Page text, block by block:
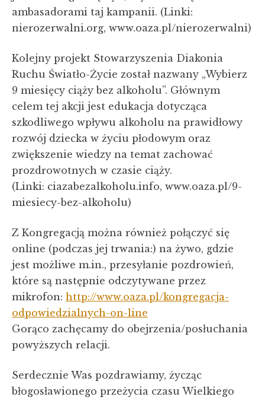
ambasadorami taj kampanii. (Linki:
nierozerwalni.org, www.oaza.pl/nierozerwalni)
Kolejny projekt Stowarzyszenia Diakonia
Ruchu Światło-Życie został nazwany „Wybierz
9 miesięcy ciąży bez alkoholu”. Głównym
celem tej akcji jest edukacja dotycząca
szkodliwego wpływu alkoholu na prawidłowy
rozwój dziecka w życiu płodowym oraz
zwiększenie wiedzy na temat zachować
prozdrowotnych w czasie ciąży.
(Linki: ciazabezalkoholu.info, www.oaza.pl/9-
miesiecy-bez-alkoholu)
Z Kongregacją można również połączyć się
online (podczas jej trwania:) na żywo, gdzie
jest możliwe m.in., przesyłanie pozdrowień,
które są następnie odczytywane przez
mikrofon: http://www.oaza.pl/kongregacja-
odpowiedzialnych-on-line
Gorąco zachęcamy do obejrzenia/posłuchania
powyższych relacji.
Serdecznie Was pozdrawiamy, życząc
błogosławionego przeżycia czasu Wielkiego